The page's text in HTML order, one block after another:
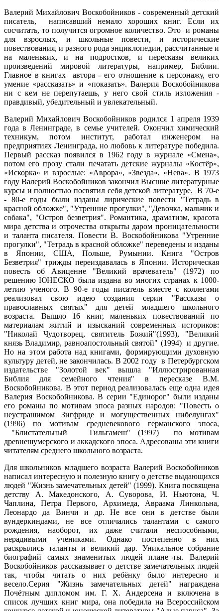
Валерий Михайлович Воскобойников - современный детский
писатель, написавший немало хороших книг. Если их
сосчитать, то получится огромное количество. Это и романы
для взрослых, и школьные повести, и исторические
повествования, и разного рода энциклопедии, рассчитанные и
на маленьких, и на подростков, и пересказы великих
произведений мировой литературы, например, Библии.
Главное в книгах автора - его отношение к персонажу, его
умение «рассказать» и «показать». Валерия Воскобойникова
ни с кем не перепутаешь, у него свой стиль изложения -
правдивый, убедительный и увлекательный.
Валерий Михайлович Воскобойников родился 1 апреля 1939
года в Ленинграде, в семье учителей. Окончил химический
техникум, потом институт, работал инженером на
предприятиях Ленинграда, но любовь к литературе победила.
Первый рассказ появился в 1962 году в журнале «Смена»,
потом его прозу стали печатать детские журналы «Костёр»,
«Искорка» и взрослые: «Аврора», «Звезда», «Нева». В 1973
году Валерий Воскобойников закончил Высшие литературные
курсы и полностью посвятил себя детской литературе. В 70-е
- 80-е годы были изданы лирические повести "Тетрадь в
красной обложке", "Утренние прогулки", "Девочка, мальчик и
собака", "Остров безветрия". Романтика, драматизм, красота
мира детства и отрочества открыты даром проницательности
и таланта писателя. Повести В. Воскобойникова "Утренние
прогулки", "Тетрадь в красной обложке" переведены и изданы
в Японии, США, Польше, Румынии. Книга "Остров
Безветрия" трижды переиздавалась в Японии. Историческая
повесть об Авиценне "Великий врачеватель" (1972) по
решению ЮНЕСКО была издана во многих странах к 1000-
летию ученого. В 90-е годы писатель вместе с коллегами
реализовал свою идею создания серии "Рассказы о
православных святых" для детей младшего школьного
возраста. Вышло 16 книг, маленьких повествований по
материалам житий и изысканий современных историков:
"Николай Чудотворец, святитель Божий"(1993), "Великий
князь Владимир, равноапостольный святой" (1994) и другие.
Но на этом работа над книгами, формирующими духовную
культуру детей, не закончилась. В 2002 году в Петербургском
издательстве "Золотой век" вышла "Иллюстрированная
Библия для семейного чтения" в пересказе В.М.
Воскобойникова. В этот период реализовалась еще одна идея
Валерия Воскобойникова. В серии "Единорог" были изданы
его романы по мотивам эпоса разных народов: "Повесть о
неустрашимом Зигфриде и могущественных нибелунгах"
(1996) по мотивам средневекового германского эпоса,
"Блистательный Гильгамеш" (1997) по мотивам
древнешумерского и аккадского эпоса. Адресованы эти книги
читателям среднего школьного возраста.
Для школьников младшего возраста Валерий Воскобойников
написал интересную и полезную книгу о детстве выдающихся
людей "Жизнь замечательных детей" (1999). Книга посвящена
детству А. Македонского, А. Суворова, И. Ньютона, Ч.
Чаплина, Петра Первого, Архимеда, Авраама Линкольна,
Леонардо да Винчи и др. Не все они в детстве были
вундеркиндами, не все отличались талантами с самого
рождения, наоборот, их даже считали неспособными,
нерадивыми учениками. Однако постепенно в них
раскрылись таланты и великий дар. Уникальное собрание
биографий самых знаменитых людей плане¬ты. Валерий
Воскобойников рассказывает о детстве замечательных людей
так, чтобы читать о них ребёнку было интересно и
весело.Серия "Жизнь замечательных детей" награждена
Почётным дипломом им. Г. Х. Андерсена и включена в
список лучших книг мира, она победила на Всероссийском